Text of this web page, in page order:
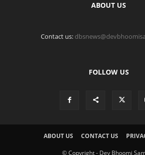
ABOUT US
Contact us:
FOLLOW US
ABOUT US CONTACT US
© Copyright - Dev Bhoomi